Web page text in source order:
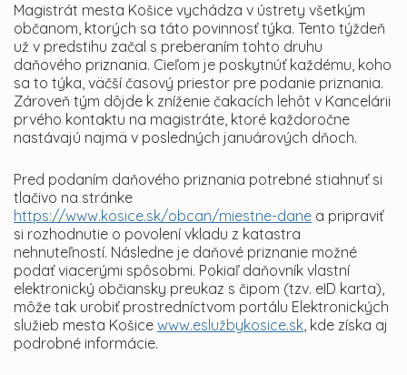
Magistrát mesta Košice vychádza v ústrety všetkým
občanom, ktorých sa táto povinnosť týka. Tento týždeň
už v predstihu začal s preberaním tohto druhu
daňového priznania. Cieľom je poskytnúť každému, koho
sa to týka, väčší časový priestor pre podanie priznania.
Zároveň tým dôjde k zníženie čakacích lehôt v Kancelárii
prvého kontaktu na magistráte, ktoré každoročne
nastávajú najmä v posledných januárových dňoch.
Pred podaním daňového priznania potrebné stiahnuť si
tlačivo na stránke
https://www.kosice.sk/obcan/miestne-dane a pripraviť
si rozhodnutie o povolení vkladu z katastra
nehnuteľností. Následne je daňové priznanie možné
podať viacerými spôsobmi. Pokiaľ daňovník vlastní
elektronický občiansky preukaz s čipom (tzv. eID karta),
môže tak urobiť prostredníctvom portálu Elektronických
služieb mesta Košice www.eslužbykosice.sk, kde získa aj
podrobné informácie.